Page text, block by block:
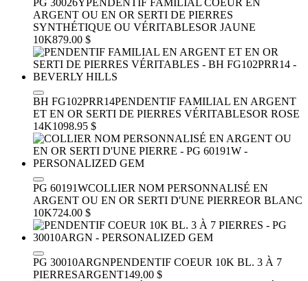
PG 30026YPENDENTIF FAMILIAL COEUR EN
ARGENT OU EN OR SERTI DE PIERRES
SYNTHÉTIQUE OU VÉRITABLESOR JAUNE
10K879.00 $
BH FG102PRR14PENDENTIF FAMILIAL EN ARGENT
ET EN OR SERTI DE PIERRES VÉRITABLESOR ROSE
14K1098.95 $
PG 60191WCOLLIER NOM PERSONNALISÉ EN
ARGENT OU EN OR SERTI D'UNE PIERREOR BLANC
10K724.00 $
PG 30010ARGNPENDENTIF COEUR 10K BL. 3 À 7
PIERRESARGENT149.00 $